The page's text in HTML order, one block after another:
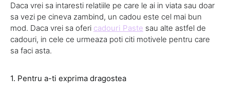
Daca vrei sa intaresti relatiile pe care le ai in viata sau doar
sa vezi pe cineva zambind, un cadou este cel mai bun
mod. Daca vrei sa oferi cadouri Paste sau alte astfel de
cadouri, in cele ce urmeaza poti citi motivele pentru care
sa faci asta.
1. Pentru a-ti exprima dragostea